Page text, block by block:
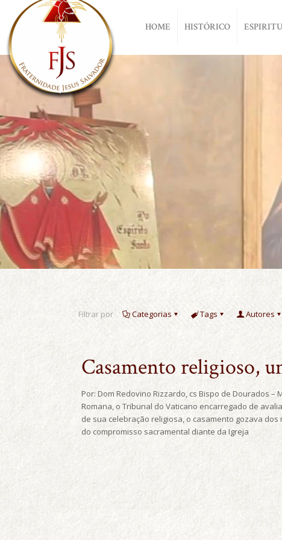
HOME HISTÓRICO
Filtrar por Categorias Tags Autores
Casamento religioso,
Por: Dom Redovino Rizzardo, cs Bispo de Dourados
Romana, o Tribunal do Vaticano encarregado de
de sua celebração religiosa, o casamento gozava
do compromisso sacramental diante da Igreja